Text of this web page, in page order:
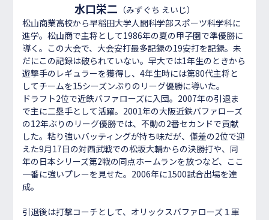
水口栄二 （みずぐち えいじ）
松山商業高校から早稲田大学人間科学部スポーツ科学科に
進学。松山商で主将として1986年の夏の甲子園で準優勝に
導く。この大会で、大会安打最多記録の19安打を記録。未
だにこの記録は破られていない。早大では1年生のときから
遊撃手のレギュラーを獲得し、4年生時には第80代主将と
してチームを15シーズンぶりのリーグ優勝に導いた。
ドラフト2位で近鉄バファローズに入団。2007年の引退ま
で主に二塁手として活躍。2001年の大阪近鉄バファローズ
の12年ぶりのリーグ優勝では、不動の2番セカンドで貢献
した。粘り強いバッティングが持ち味だが、僅差の2位で迎
えた9月17日の対西武戦での松坂大輔からの決勝打や、同
年の日本シリーズ第2戦の同点ホームランを放つなど、ここ
一番に強いプレーを見せた。2006年に1500試合出場を達
成。
引退後は打撃コーチとして、オリックスバファローズ１軍